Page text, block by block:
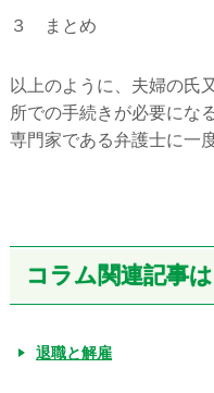
３ まとめ
以上のように、夫婦の氏
所での手続きが必要にな
専門家である弁護士に一
コラム関連記事
退職と解雇